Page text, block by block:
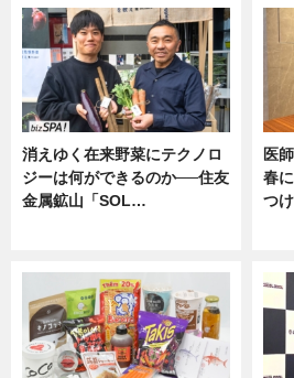
消えゆく在来野菜にテクノロ
ジーは何ができるのか──住友
金属鉱山「SOL…
医
春
つ